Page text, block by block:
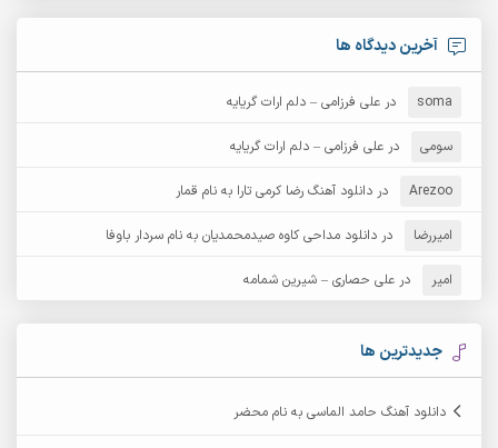
آرش امامی
آرش عثمان
آرش مبهم آرش مستشیری
آرش مهرابی آرش نظری
آرشام
آرکاداش
آخرین دیدگاه ها
soma در علی فرزامی – دلم ارات گریایه
سومی در علی فرزامی – دلم ارات گریایه
Arezoo در دانلود آهنگ رضا کرمی تارا به نام قمار
امیررضا در دانلود مداحی کاوه صیدمحمدیان به نام سردار باوفا
امیر در علی حصاری – شیرین شمامه
جدیدترین ها
دانلود آهنگ حامد الماسی به نام محضر